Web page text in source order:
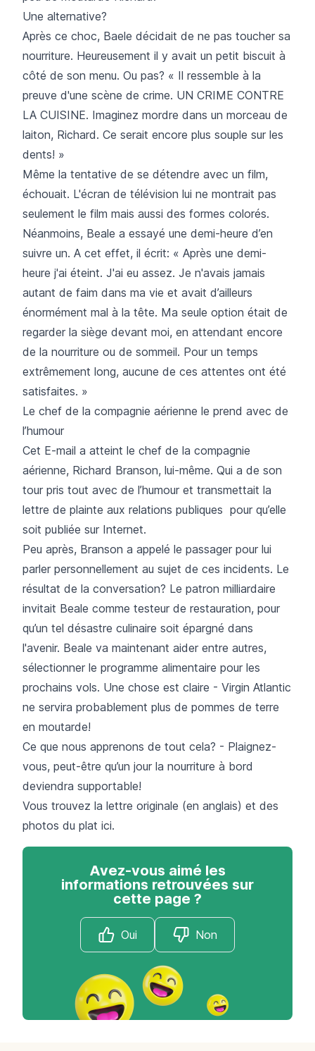
Une alternative?
Après ce choc, Baele décidait de ne pas toucher sa
nourriture. Heureusement il y avait un petit biscuit à
côté de son menu. Ou pas? « Il ressemble à la
preuve d'une scène de crime. UN CRIME CONTRE
LA CUISINE. Imaginez mordre dans un morceau de
laiton, Richard. Ce serait encore plus souple sur les
dents! »
Même la tentative de se détendre avec un film,
échouait. L'écran de télévision lui ne montrait pas
seulement le film mais aussi des formes colorés.
Néanmoins, Beale a essayé une demi-heure d’en
suivre un. A cet effet, il écrit: « Après une demi-
heure j'ai éteint. J'ai eu assez. Je n'avais jamais
autant de faim dans ma vie et avait d’ailleurs
énormément mal à la tête. Ma seule option était de
regarder la siège devant moi, en attendant encore
de la nourriture ou de sommeil. Pour un temps
extrêmement long, aucune de ces attentes ont été
satisfaites. »
Le chef de la compagnie aérienne le prend avec de
l’humour
Cet E-mail a atteint le chef de la compagnie
aérienne, Richard Branson, lui-même. Qui a de son
tour pris tout avec de l’humour et transmettait la
lettre de plainte aux relations publiques pour qu’elle
soit publiée sur Internet.
Peu après, Branson a appelé le passager pour lui
parler personnellement au sujet de ces incidents. Le
résultat de la conversation? Le patron milliardaire
invitait Beale comme testeur de restauration, pour
qu’un tel désastre culinaire soit épargné dans
l'avenir. Beale va maintenant aider entre autres,
sélectionner le programme alimentaire pour les
prochains vols. Une chose est claire - Virgin Atlantic
ne servira probablement plus de pommes de terre
en moutarde!
Ce que nous apprenons de tout cela? - Plaignez-
vous, peut-être qu’un jour la nourriture à bord
deviendra supportable!
Vous trouvez la lettre originale (en anglais) et des
photos du plat ici.
Avez-vous aimé les
informations retrouvées sur
cette page ?
Oui Non